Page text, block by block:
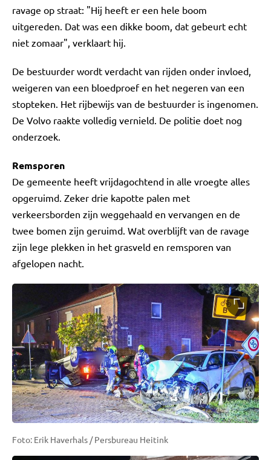
ravage op straat: "Hij heeft er een hele boom
uitgereden. Dat was een dikke boom, dat gebeurt echt
niet zomaar", verklaart hij.
De bestuurder wordt verdacht van rijden onder invloed,
weigeren van een bloedproef en het negeren van een
stopteken. Het rijbewijs van de bestuurder is ingenomen.
De Volvo raakte volledig vernield. De politie doet nog
onderzoek.
Remsporen
De gemeente heeft vrijdagochtend in alle vroegte alles
opgeruimd. Zeker drie kapotte palen met
verkeersborden zijn weggehaald en vervangen en de
twee bomen zijn geruimd. Wat overblijft van de ravage
zijn lege plekken in het grasveld en remsporen van
afgelopen nacht.
Foto: Erik Haverhals / Persbureau Heitink